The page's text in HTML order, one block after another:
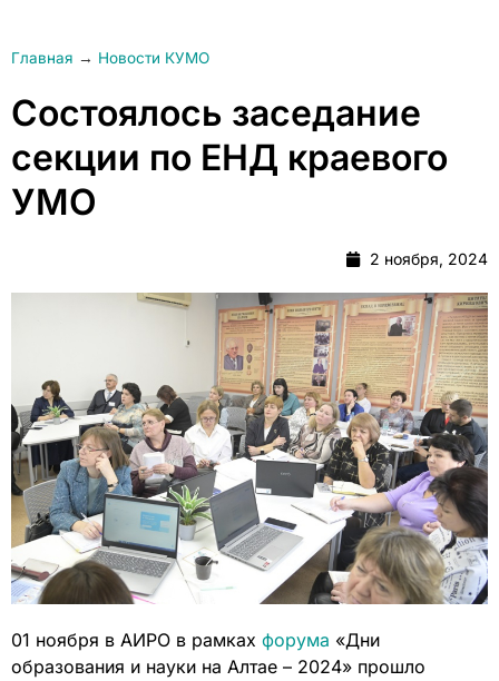
Главная → Новости КУМО
Состоялось заседание
секции по ЕНД краевого
УМО
2 ноября, 2024
01 ноября в АИРО в рамках форума «Дни
образования и науки на Алтае – 2024» прошло